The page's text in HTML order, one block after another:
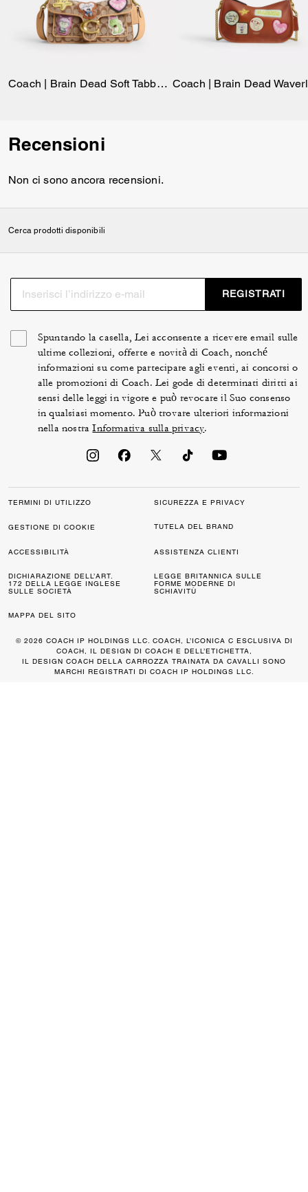
Coach | Brain Dead Soft Tabby Shoulder Bag 26 In Signature Jacquard With Patches
Recensioni
Non ci sono ancora recensioni.
Cerca prodotti disponibili
REGISTRATI
Spuntando la casella, Lei acconsente a ricevere email sulle
ultime collezioni, offerte e novità di Coach, nonché
informazioni su come partecipare agli eventi, ai concorsi o
alle promozioni di Coach. Lei gode di determinati diritti ai
sensi delle leggi in vigore e può revocare il Suo consenso
in qualsiasi momento. Può trovare ulteriori informazioni
nella nostraInformativa sulla privacy.
TERMINI DI UTILIZZO SICUREZZA E PRIVACY
GESTIONE DI COOKIE TUTELA DEL BRAND
ACCESSIBILITÀ ASSISTENZA CLIENTI
DICHIARAZIONE DELL’ART.
172 DELLA LEGGE INGLESE
SULLE SOCIETÀ
LEGGE BRITANNICA SULLE
FORME MODERNE DI
SCHIAVITÙ
MAPPA DEL SITO
© 2026 COACH IP HOLDINGS LLC. COACH, L’ICONICA C ESCLUSIVA DI
COACH, IL DESIGN DI COACH E DELL’ETICHETTA,
IL DESIGN COACH DELLA CARROZZA TRAINATA DA CAVALLI SONO
MARCHI REGISTRATI DI COACH IP HOLDINGS LLC.